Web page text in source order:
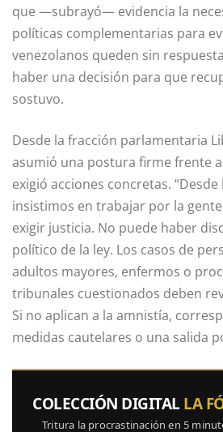
que —subrayó— evidencia la
políticas complementarias para
venezolanos queden sin
haber una decisión para que
sostuvo.
Desde la fracción parlamentaria
asumió una postura firme frente
exigió acciones concretas.
insistimos en trabajar por la
exigir justicia. No puede haber
político de la ley. Los casos de
adultos mayores, enfermos o
tribunales cuestionados deben
Si no aplican a la amnistía,
medidas cautelares o una salida
COLECCIÓN DIGITAL LA
Tritura la procrastinación en 5